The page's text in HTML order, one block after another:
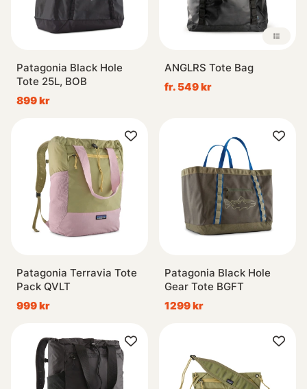
Patagonia Black Hole
Tote 25L, BOB
899 kr
ANGLRS Tote Bag
fr. 549 kr
Patagonia Terravia Tote
Pack QVLT
999 kr
Patagonia Black Hole
Gear Tote BGFT
1299 kr